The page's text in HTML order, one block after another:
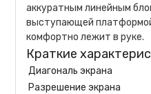
аккуратным линейным
выступающей
комфортно лежит в руке.
Краткие
Диагональ экрана
Разрешение экрана